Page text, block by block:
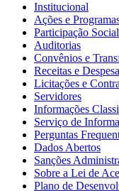
Institucional
Ações e
Participação Social
Auditorias
Convênios e
Receitas e
Licitações e
Servidores
Informações
Serviço de
Perguntas
Dados Abertos
Sanções
Sobre a Lei de
Plano de